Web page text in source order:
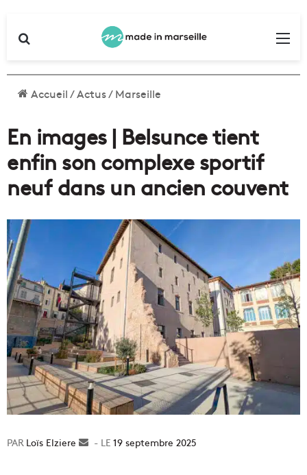
Accueil/Actus/Marseille
En images | Belsunce tient
enfin son complexe sportif
neuf dans un ancien couvent
Loïs Elziere
Envoyer19 septembre 2025